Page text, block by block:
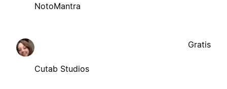
NotoMantra
Cutab Studios
Gratis